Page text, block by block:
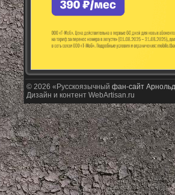
© 2026 «Русскоязычный фан-сайт
Дизайн и контент WebArtisan.ru